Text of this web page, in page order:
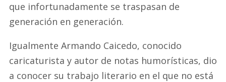
que infortunadamente se traspasan de
generación en generación.
Igualmente Armando Caicedo, conocido
caricaturista y autor de notas humorísticas, dio
a conocer su trabajo literario en el que no está